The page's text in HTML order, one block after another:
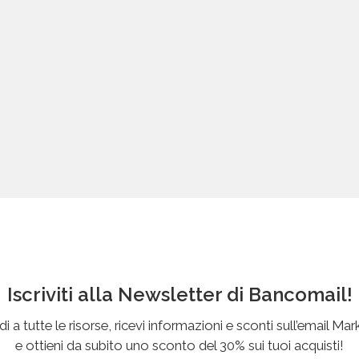
Iscriviti alla Newsletter di Bancomail!
a tutte le risorse, ricevi informazioni e sconti sull’email
e ottieni da subito uno sconto del 30% sui tuoi acquisti!